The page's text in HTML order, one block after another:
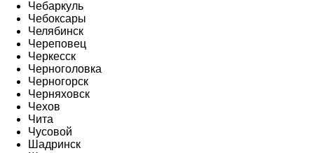
Чебаркуль
Чебоксары
Челябинск
Череповец
Черкесск
Черноголовка
Черногорск
Черняховск
Чехов
Чита
Чусовой
Шадринск